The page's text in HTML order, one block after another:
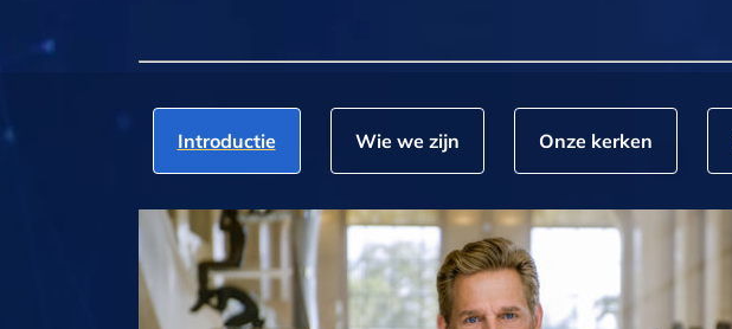
Introductie Wie we zijn Onze kerken